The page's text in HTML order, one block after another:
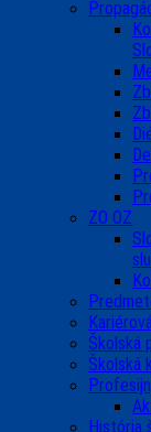
ZO OZ
Školská
Školská
História